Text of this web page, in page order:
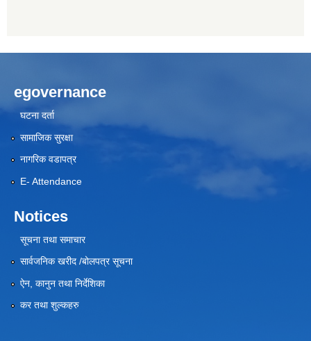
egovernance
घटना दर्ता
सामाजिक सुरक्षा
नागरिक वडापत्र
E- Attendance
Notices
सूचना तथा समाचार
सार्वजनिक खरीद /बोलपत्र सूचना
ऐन, कानुन तथा निर्देशिका
कर तथा शुल्कहरु